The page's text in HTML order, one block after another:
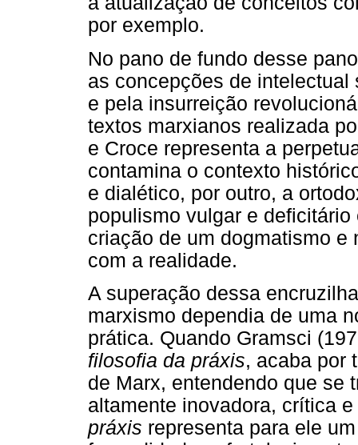
por exemplo.
No pano de fundo desse
as concepções de
e pela insurreição
textos marxianos realizada
e Croce representa a
contamina o contexto
e dialético, por outro, a
populismo vulgar e
criação de um dogmatismo e
com a realidade.
A superação dessa
marxismo dependia de uma
prática. Quando Gramsci
filosofia da práxis, acaba por
de Marx, entendendo que se
altamente inovadora, crítica
práxis representa para ele